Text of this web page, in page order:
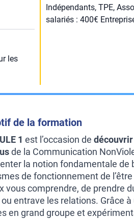
les
Indépendants, TPE,
salariés : 400€
de la formation
1 est l’occasion de
de la Communication
la notion fondamentale de
de fonctionnement de
vous comprendre, de prendre
entrave les relations. Grâce
en grand groupe et